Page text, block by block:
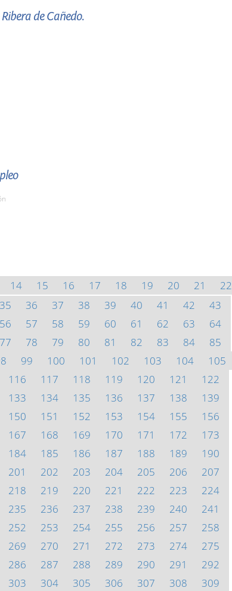
de Cañedo.
14 15 16 17 18 19 20 21
22
35 36 37 38 39 40 41 42
43
56 57 58 59 60 61 62 63
64
77 78 79 80 81 82 83 84
85
99 100 101 102 103 104
105
116 117 118 119 120 121
122
133 134 135 136 137 138
139
150 151 152 153 154 155
156
167 168 169 170 171 172
173
184 185 186 187 188 189
190
201 202 203 204 205 206
207
218 219 220 221 222 223
224
235 236 237 238 239 240
241
252 253 254 255 256 257
258
269 270 271 272 273 274
275
286 287 288 289 290 291
292
303 304 305 306 307 308 309